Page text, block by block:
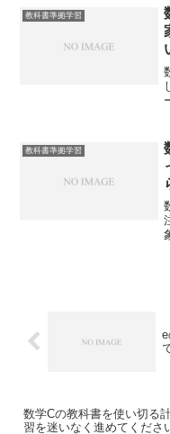
教科書準拠学習
教科書準拠学習
数学Cの教科書を使い切る
習を迷いなく進めてくださ